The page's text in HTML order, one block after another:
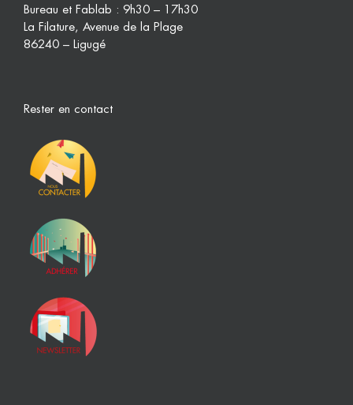
Bureau et Fablab : 9h30 – 17h30
La Filature, Avenue de la Plage
86240 – Ligugé
Rester en contact